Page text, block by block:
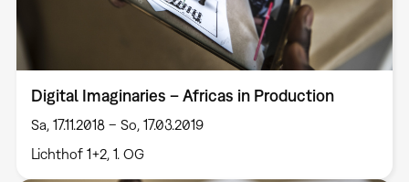
Digital Imaginaries – Africas in Production
Sa, 17.11.2018 – So, 17.03.2019
Lichthof 1+2, 1. OG